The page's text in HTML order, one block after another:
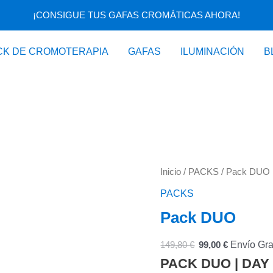
¡CONSIGUE TUS GAFAS CROMÁTICAS AHORA!
DE CROMOTERAPIA GAFAS ILUMINACIÓN
Inicio / PACKS / Pack DUO
PACKS
Pack DUO
149,80€
El
era:
99,00€
El
es:
Envío
PACK DUO |
Pack
DUO